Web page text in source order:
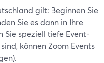
gilt: Beginnen Sie
Sie es dann in Ihre
Sie speziell tiefe Event-
können Zoom Events